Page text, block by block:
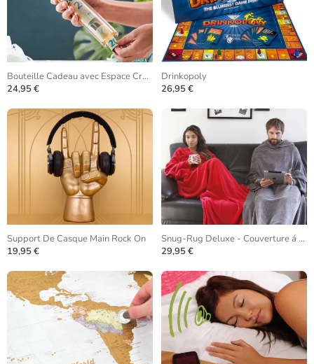
Bouteille Cadeau avec Espace Creux
24,95 €
Drinkopoly
26,95 €
Support De Casque Main Rock On
19,95 €
Snug-Rug Deluxe - Couverture á Manches
29,95 €